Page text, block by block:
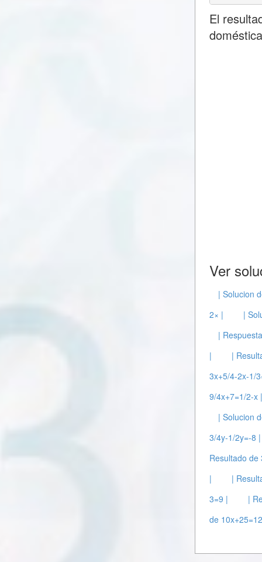
El
Ver
| Solucion
2× |
|
|
|
|
3x+5/4-2x-1/
9/4x+7=1/2-x
| Solucion
3/4y-1/2y=-8 |
Resultado de
|
|
3=9 |
|
de